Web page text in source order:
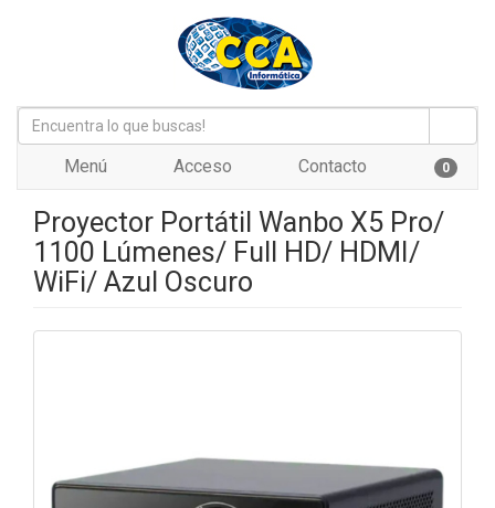
Menú Acceso Contacto 0
Proyector Portátil Wanbo X5 Pro/
1100 Lúmenes/ Full HD/ HDMI/
WiFi/ Azul Oscuro